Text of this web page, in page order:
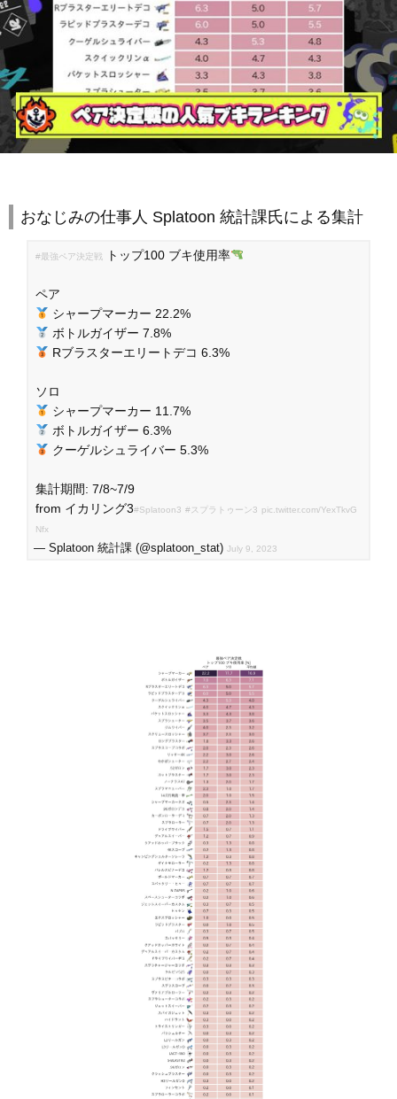
おなじみの仕事人 Splatoon 統計課氏による集計
#最強ペア決定戦 トップ100 ブキ使用率
ペア
シャープマーカー 22.2%
ボトルガイザー 7.8%
Rブラスターエリートデコ 6.3%
ソロ
シャープマーカー 11.7%
ボトルガイザー 6.3%
クーゲルシュライバー 5.3%
集計期間: 7/8~7/9
from イカリング3#Splatoon3 #スプラトゥーン3 pic.twitter.com/YexTkvG
Nfx
— Splatoon 統計課 (@splatoon_stat) July 9, 2023